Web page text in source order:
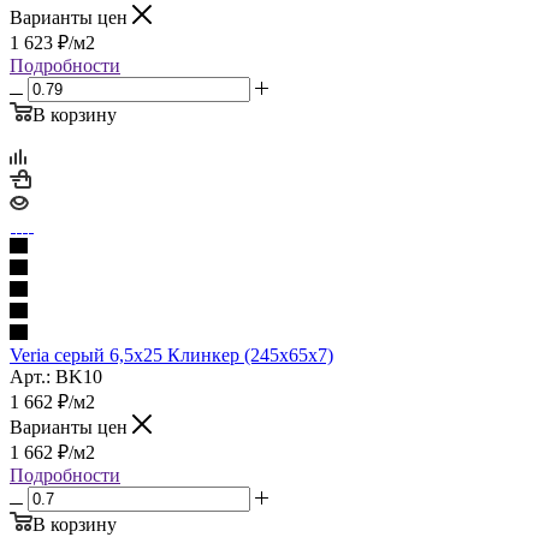
Варианты цен
1 623 ₽/м2
Подробности
В корзину
Veria серый 6,5х25 Клинкер (245x65x7)
Арт.: BK10
1 662 ₽/м2
Варианты цен
1 662 ₽/м2
Подробности
В корзину